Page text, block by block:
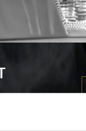
drömt om –